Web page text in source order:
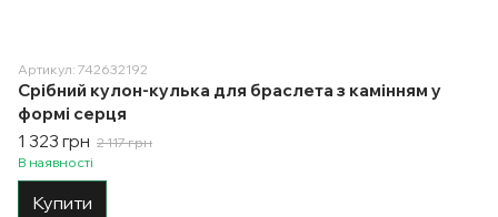
Артикул: 742632192
Срібний кулон-кулька для браслета з камінням у
формі серця
1 323 грн 2 117 грн
В наявності
Купити